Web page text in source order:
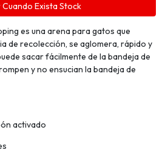
Cuando Exista Stock
es una arena para gatos que
de recolección, se aglomera, rápido y
sacar fácilmente de la bandeja de
y no ensucian la bandeja de
activado